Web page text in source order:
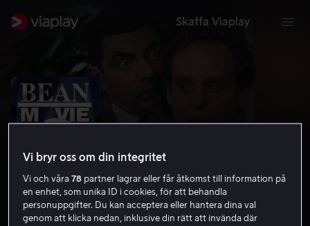
Skaffa Viaplay
Vi bryr oss om din integritet
Vi och våra78 partner lagrar eller får åtkomst till information på
en enhet, som unika ID i cookies, för att behandla
personuppgifter. Du kan acceptera eller hantera dina val
genom att klicka nedan, inklusive din rätt att invända där